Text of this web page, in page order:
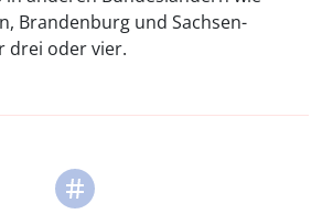
Brandenburg und Sachsen-
drei oder vier.